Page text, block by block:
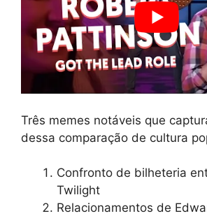
Três memes notáveis que
dessa comparação de cultura
Confronto de bilheteria
Twilight
Relacionamentos de